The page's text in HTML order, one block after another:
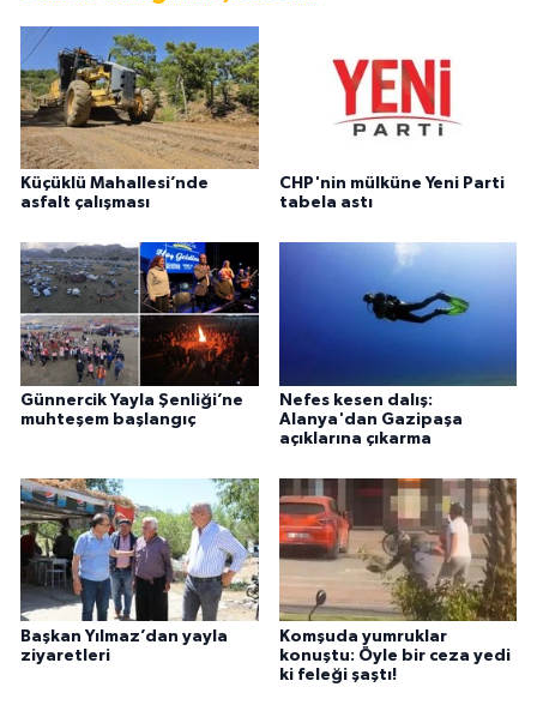
Küçüklü Mahallesi’nde
asfalt çalışması
CHP'nin mülküne Yeni Parti
tabela astı
Günnercik Yayla Şenliği’ne
muhteşem başlangıç
Nefes kesen dalış:
Alanya'dan Gazipaşa
açıklarına çıkarma
Başkan Yılmaz’dan yayla
ziyaretleri
Komşuda yumruklar
konuştu: Öyle bir ceza yedi
ki feleği şaştı!